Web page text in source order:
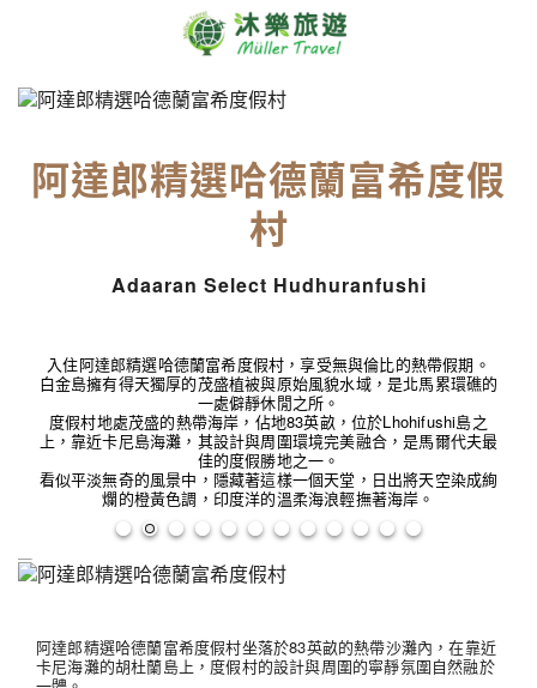
阿達郎精選哈德蘭富希度假
村
Adaaran Select Hudhuranfushi
入住阿達郎精選哈德蘭富希度假村，享受無與倫比的熱帶假期。
白金島擁有得天獨厚的茂盛植被與原始風貌水域，是北馬累環礁的
一處僻靜休閒之所。
度假村地處茂盛的熱帶海岸，佔地83英畝，位於Lhohifushi島之
上，靠近卡尼島海灘，其設計與周圍環境完美融合，是馬爾代夫最
佳的度假勝地之一。
看似平淡無奇的風景中，隱藏著這樣一個天堂，日出將天空染成絢
爛的橙黃色調，印度洋的溫柔海浪輕撫著海岸。
阿達郎精選哈德蘭富希度假村坐落於83英畝的熱帶沙灘內，在靠近
卡尼海灘的胡杜蘭島上，度假村的設計與周圍的寧靜氛圍自然融於